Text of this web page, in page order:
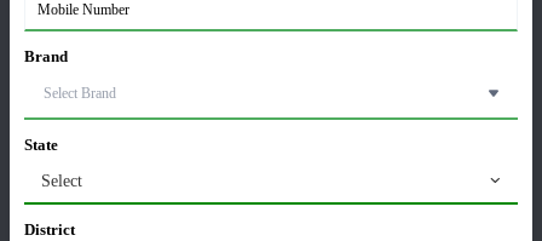
सम्पादकीय अन्य
Brand
State
Select
District